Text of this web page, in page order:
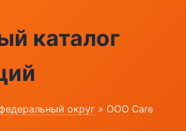
каталог
округ » ООО Care